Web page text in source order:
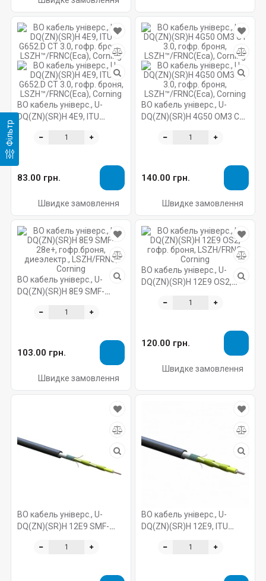
Фільтр
ВО кабель універс., U-
DQ(ZN)(SR)H 4E9, ITU
LSZH™/FRNC(Eca), Corning
83.00 грн.
Швидке замовлення
ВО кабель універс., U-
DQ(ZN)(SR)H 4G50 OM3 CT
LSZH™/FRNC(Eca), Corning
140.00 грн.
Швидке замовлення
ВО кабель універс., U-
DQ(ZN)(SR)H 8E9 SMF-
диеэлектр., LSZH/FRNC,
103.00 грн.
Швидке замовлення
ВО кабель універс., U-
DQ(ZN)(SR)H 12E9 OS2,
Corning
120.00 грн.
Швидке замовлення
ВО кабель універс., U-
DQ(ZN)(SR)H 12E9 SMF-
диеэлектр., LSZH/FRNC,
ВО кабель універс., U-
DQ(ZN)(SR)H 12E9, ITU
LSZH™/FRNC(Eca), Corning